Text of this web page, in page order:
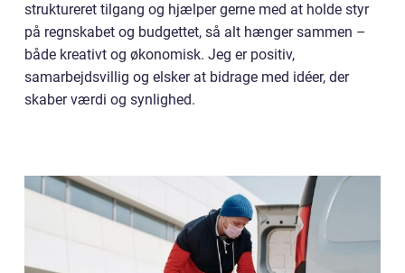
struktureret tilgang og hjælper gerne med at holde styr
på regnskabet og budgettet, så alt hænger sammen –
både kreativt og økonomisk. Jeg er positiv,
samarbejdsvillig og elsker at bidrage med idéer, der
skaber værdi og synlighed.